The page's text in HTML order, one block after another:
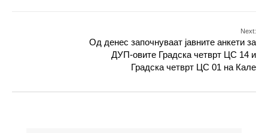
Next:
Од денес започнуваат јавните анкети за
ДУП-овите Градска четврт ЦС 14 и
Градска четврт ЦС 01 на Кале